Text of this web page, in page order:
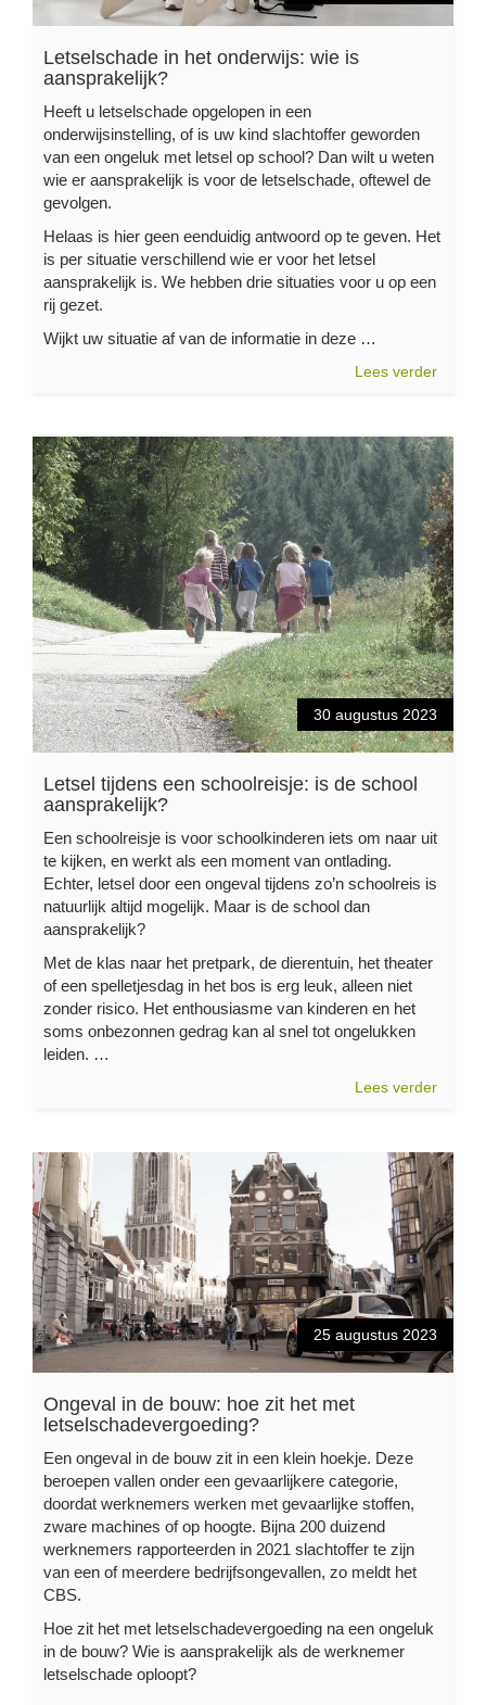
Letselschade in het onderwijs: wie is
aansprakelijk?
Heeft u letselschade opgelopen in een
onderwijsinstelling, of is uw kind slachtoffer geworden
van een ongeluk met letsel op school? Dan wilt u weten
wie er aansprakelijk is voor de letselschade, oftewel de
gevolgen.
Helaas is hier geen eenduidig antwoord op te geven. Het
is per situatie verschillend wie er voor het letsel
aansprakelijk is. We hebben drie situaties voor u op een
rij gezet.
Wijkt uw situatie af van de informatie in deze …
Lees verder
30 augustus 2023
Letsel tijdens een schoolreisje: is de school
aansprakelijk?
Een schoolreisje is voor schoolkinderen iets om naar uit
te kijken, en werkt als een moment van ontlading.
Echter, letsel door een ongeval tijdens zo’n schoolreis is
natuurlijk altijd mogelijk. Maar is de school dan
aansprakelijk?
Met de klas naar het pretpark, de dierentuin, het theater
of een spelletjesdag in het bos is erg leuk, alleen niet
zonder risico. Het enthousiasme van kinderen en het
soms onbezonnen gedrag kan al snel tot ongelukken
leiden. …
Lees verder
25 augustus 2023
Ongeval in de bouw: hoe zit het met
letselschadevergoeding?
Een ongeval in de bouw zit in een klein hoekje. Deze
beroepen vallen onder een gevaarlijkere categorie,
doordat werknemers werken met gevaarlijke stoffen,
zware machines of op hoogte. Bijna 200 duizend
werknemers rapporteerden in 2021 slachtoffer te zijn
van een of meerdere bedrijfsongevallen, zo meldt het
CBS.
Hoe zit het met letselschadevergoeding na een ongeluk
in de bouw? Wie is aansprakelijk als de werknemer
letselschade oploopt?